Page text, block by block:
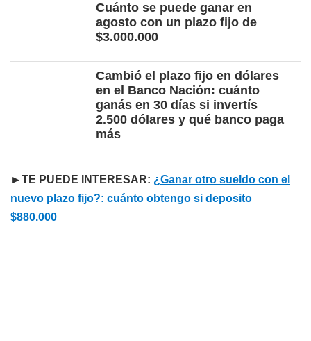
Cuánto se puede ganar en
agosto con un plazo fijo de
$3.000.000
Cambió el plazo fijo en dólares
en el Banco Nación: cuánto
ganás en 30 días si invertís
2.500 dólares y qué banco paga
más
►TE PUEDE INTERESAR: ¿Ganar otro sueldo con el
nuevo plazo fijo?: cuánto obtengo si deposito
$880.000